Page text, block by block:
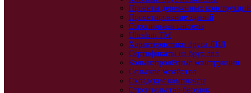
Проекты деревянных конструкций
Проектирование зданий
Стропильная система
Ultralam TM
Характеристики бруса ЛВЛ
Сертификаты на брус лвл
Большепролётные конструкции
Сельское хозяйство
Складские комплексы
Строительство беседок